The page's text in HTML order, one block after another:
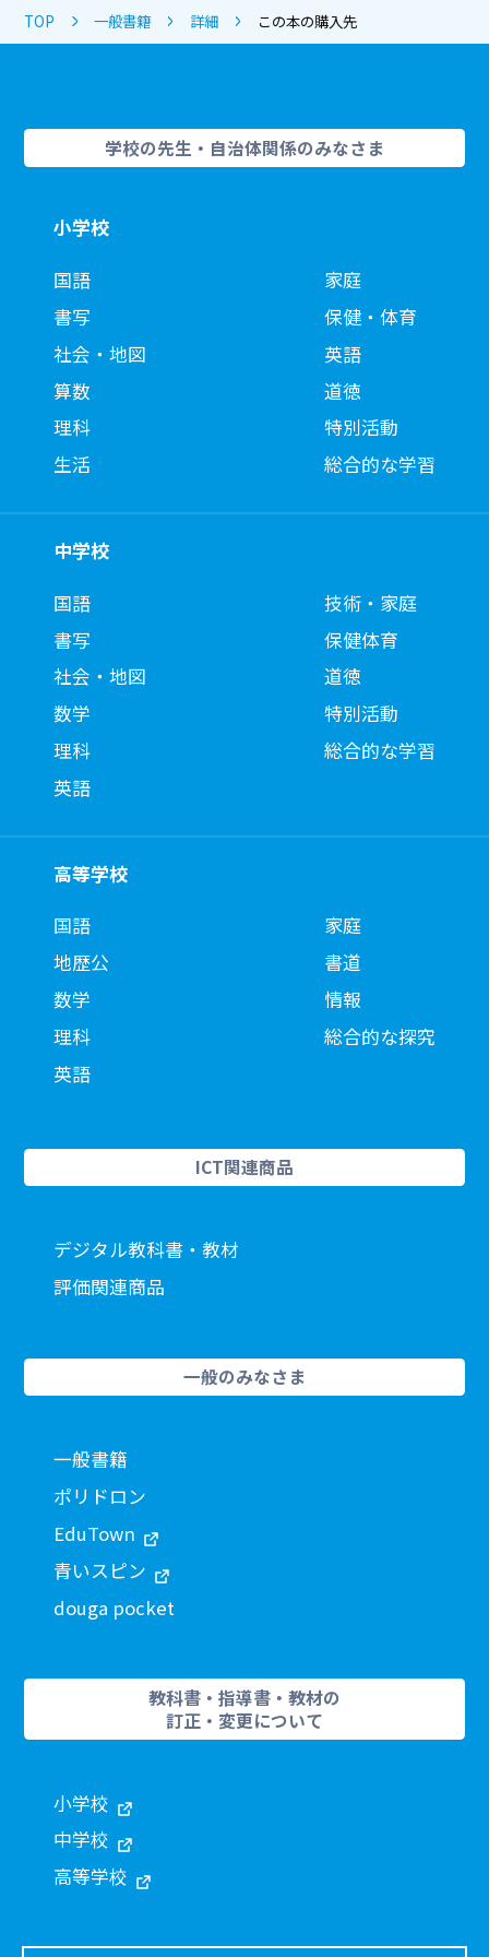
TOP 一般書籍 詳細 この本の購入先
学校の先生・自治体関係のみなさま
小学校
国語
書写
社会・地図
算数
理科
生活
家庭
保健・体育
英語
道徳
特別活動
総合的な学習
中学校
国語
書写
社会・地図
数学
理科
英語
技術・家庭
保健体育
道徳
特別活動
総合的な学習
高等学校
国語
地歴公
数学
理科
英語
家庭
書道
情報
総合的な探究
ICT関連商品
デジタル教科書・教材
評価関連商品
一般のみなさま
一般書籍
ポリドロン
EduTown
青いスピン
douga pocket
教科書・指導書・教材の
訂正・変更について
小学校
中学校
高等学校